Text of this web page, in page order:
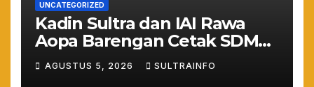
UNCATEGORIZED
Kadin Sultra dan IAI Rawa
Aopa Barengan Cetak SDM
Siap Kerja dan Wirausaha
Muda
AGUSTUS 5, 2026 SULTRAINFO